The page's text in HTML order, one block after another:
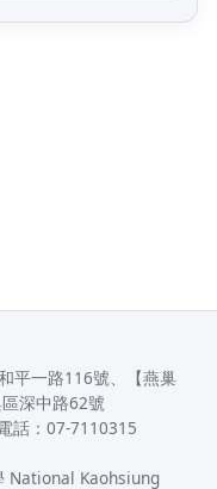
平一路116號、【燕巢
深中路62號
話：07-7110315
National Kaohsiung